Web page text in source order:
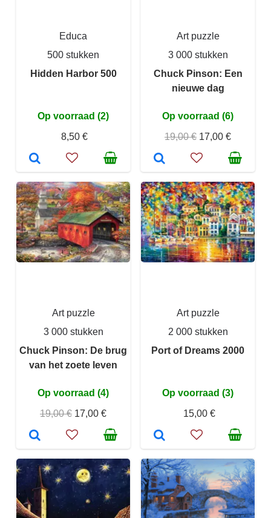
Educa
500 stukken
Hidden Harbor 500
Op voorraad (2)
8,50 €
Art puzzle
3 000 stukken
Chuck Pinson: Een
nieuwe dag
Op voorraad (6)
19,00 € 17,00 €
Art puzzle
3 000 stukken
Chuck Pinson: De brug
van het zoete leven
Op voorraad (4)
19,00 € 17,00 €
Art puzzle
2 000 stukken
Port of Dreams 2000
Op voorraad (3)
15,00 €